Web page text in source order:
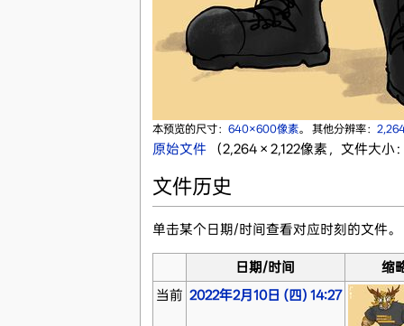
本预览的尺寸： 640×600像素。 其他分辨率：
原始文件‎ （2,264 × 2,122像素，文件大
文件历史
单击某个日期/时间查看对应时刻的文件。
日期/时间
缩
当前 2022年2月10日 (四) 14:27